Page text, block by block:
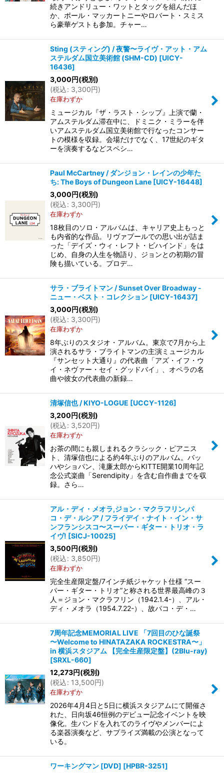
続きアンドリュー・ワットとタッグを組んだほ
か、ポール・マッカートニーやロバート・スミス
ら豪華ゲストも参加。チャー…
Sting (スティング) / 夜警〜ライヴ・アット・アム
ステルダム国立美術館 (SHM-CD) [UICY-
16436]
3,000円(税別)
(税込: 3,300円)
在庫わずか
ミュージカル『ザ・ラスト・シップ』上演で蘭・
アムステルダム滞在中に、ドミニク・ミラーを伴
いアムステルダム国立美術館で行なったコンサー
トの模様を収録。会場だけでなく、17世紀のギタ
ーを演奏するなどスペシ…
Paul McCartney / ダンジョン・レインの少年た
ち: The Boys of Dungeon Lane [UICY-16448]
3,000円(税別)
(税込: 3,300円)
在庫わずか
18枚目のソロ・アルバムは、キャリア史上もっと
も内省的な作品。リヴァプールでの思い出が詰ま
った「デイズ・ウィ・レフト・ビハインド」をは
じめ、自身の人生を物語り、ジョンとの初期の冒
険も描いている。プロデ…
サラ・ブライトマン / Sunset Over Broadway -
ニュー・ベスト・コレクション [UICY-16437]
3,000円(税別)
(税込: 3,300円)
在庫わずか
8年ぶりのスタジオ・アルバム。東京で7月から上
演されるサラ・ブライトマンの主演ミュージカル
『サンセット大通り』の代表曲「アズ・イフ・ウ
イ・ネヴァー・セイ・グッドバイ」、オペラの名
曲や彼女の代表曲の新録…
清塚信也 / KIYO-LOGUE [UCCY-1126]
3,200円(税別)
(税込: 3,520円)
在庫わずか
お茶の間にも親しまれるクラシック・ピアニス
ト、清塚信也による約4年ぶりのアルバム。バッ
ハやショパン、滝廉太郎からKITTE開業10周年記
念公式楽曲「Serendipity」を含む自作曲までを収
録。さら…
アル・ディ・メオラ,ジョン・マクラフリン,パ
コ・デ・ルシア / フライデイ・ナイト・イン・サ
ンフランシスコ〜スーパー・ギター・トリオ・ラ
イヴ! [SICJ-10025]
3,500円(税別)
(税込: 3,850円)
在庫わずか
完全生産限定盤/7インチ紙ジャケット仕様 “スー
パー・ギター・トリオ”と称される世界最高峰の３
人＝ジョン・マクラフリン（1942.1.4-）、アル・
ディ・メオラ（1954.7.22-）、故パコ・デ・…
7周年記念MEMORIAL LIVE 「7回目のひな誕祭
〜Welcome to HINATAZAKA ROCKESTRA〜」
in 横浜スタジアム 【完全生産限定盤】(2Blu-ray)
[SRXL-660]
12,273円(税別)
(税込: 13,500円)
在庫わずか
2026年4月4日と5日に横浜スタジアムにて開催さ
れた、日向坂46恒例のデビュー記念イベントを映
像化。生バンドを入れてのライヴやメンバーによ
る楽器演奏など、サプライズ満載の公演となって
いる。
ワーキングマン [DVD] [HPBR-3251]